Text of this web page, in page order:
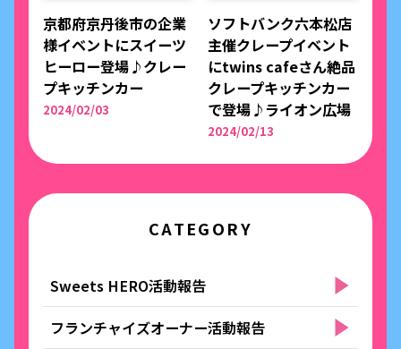
京都府京丹後市の企業
様イベントにスイーツ
ヒーロー登場♪クレー
プキッチンカー
2024/02/03
ソフトバンク六本松店
主催クレープイベント
にtwins cafeさん絶品
クレープキッチンカー
で登場♪ライオン広場
2024/02/13
CATEGORY
Sweets HERO活動報告
フランチャイズオーナー活動報告